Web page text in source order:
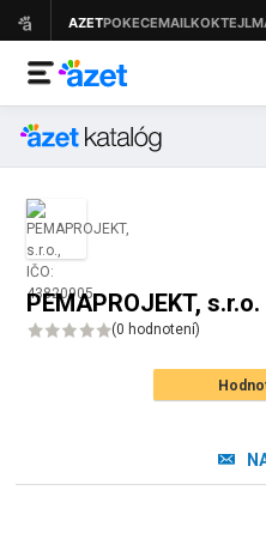
PEMAPROJEKT, s.r.o.
(0 hodnotení)